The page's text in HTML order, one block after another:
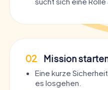
02 Mission
Eine kurze
es losgehen.